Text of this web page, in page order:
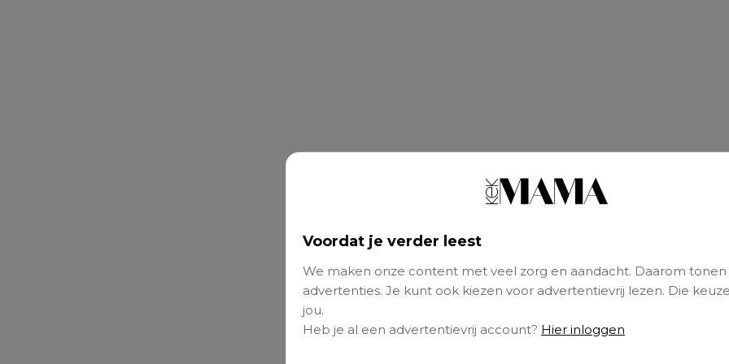
Voordat je verder leest
We maken onze content met veel zorg en aandacht. Daarom tonen
advertenties. Je kunt ook kiezen voor advertentievrij lezen. Die
jou.
Heb je al een advertentievrij account? Hier inloggen